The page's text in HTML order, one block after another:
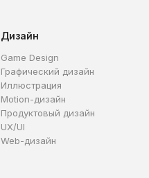
Дизайн
Game Design
Графический дизайн
Иллюстрация
Motion-дизайн
Продуктовый дизайн
UX/UI
Web-дизайн